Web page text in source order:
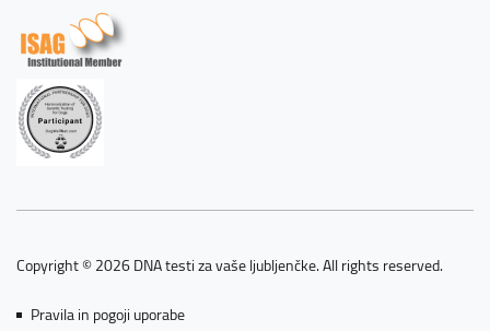
Copyright © 2026 DNA testi za vaše ljubljenčke. All rights reserved.
Pravila in pogoji uporabe